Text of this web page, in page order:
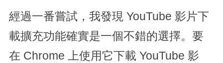
經過一番嘗試，我發現 YouTube 影片下
載擴充功能確實是一個不錯的選擇。要
在 Chrome 上使用它下載 YouTube 影